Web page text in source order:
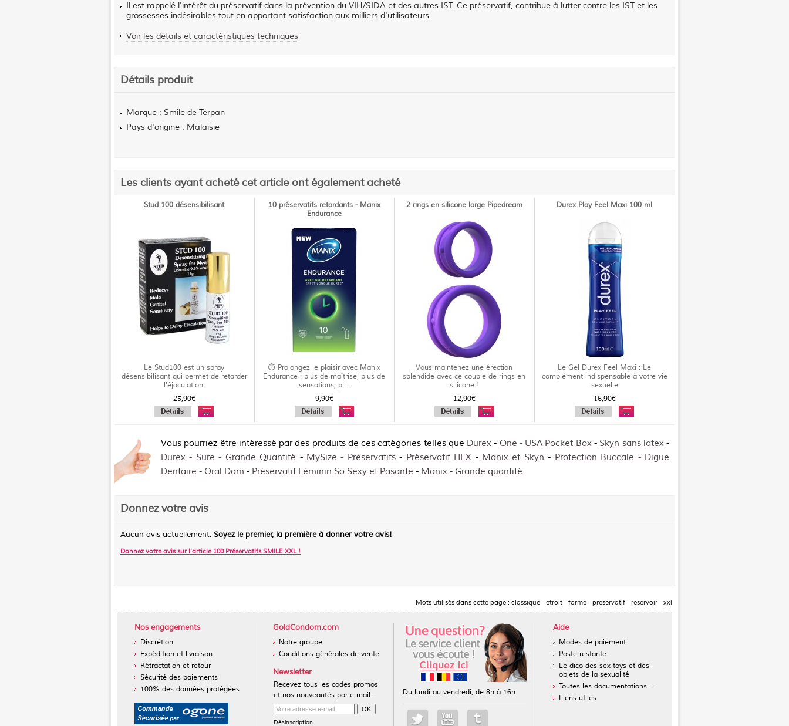
Il est rappelé l'intérêt du préservatif dans la prévention du VIH/SIDA et des autres IST. Ce préservatif, contribue à lutter contre les IST et les
grossesses indésirables tout en apportant satisfaction aux milliers d'utilisateurs.
Voir les détails et caractéristiques techniques
Détails produit
Marque : Smile de Terpan
Pays d'origine : Malaisie
Les clients ayant acheté cet article ont également acheté
Stud 100 désensibilisant
Le Stud100 est un spray
désensibilisant qui permet de retarder
l'éjaculation.
25,90€
10 préservatifs retardants - Manix
Endurance
⏱️ Prolongez le plaisir avec Manix
Endurance : plus de maîtrise, plus de
sensations, pl...
9,90€
2 rings en silicone large Pipedream
Vous maintenez une érection
splendide avec ce couple de rings en
silicone !
12,90€
Durex Play Feel Maxi 100 ml
Le Gel Durex Feel Maxi : Le
complément indispensable à votre vie
sexuelle
16,90€
Vous pourriez être intéressé par des produits de ces catégories telles que Durex - One - USA Pocket Box - Skyn sans latex -
Durex - Sure - Grande Quantité - MySize - Préservatifs- Préservatif HEX - Manix et Skyn - Protection Buccale - Digue
Dentaire - Oral Dam - Préservatif Féminin So Sexy et Pasante - Manix - Grande quantité
Donnez votre avis
Aucun avis actuellement. Soyez le premier, la première à donner votre avis!
Donnez votre avis sur l'article 100 Préservatifs SMILE XXL!
Mots utilisés dans cette page : classique - etroit - forme - preservatif - reservoir - xxl
Nos engagements
Discrétion
Expédition et livraison
Rétractation et retour
Sécurité des paiements
100% des données protégées
GoldCondom.com
Notre groupe
Conditions générales de vente
Newsletter
Recevez tous les codes promos
et nos nouveautés par e-mail:
Désinscription
Du lundi au vendredi, de 8h à 16h
Aide
Modes de paiement
Poste restante
Le dico des sex toys et des
objets de la sexualité
Toutes les documentations ...
Liens utiles